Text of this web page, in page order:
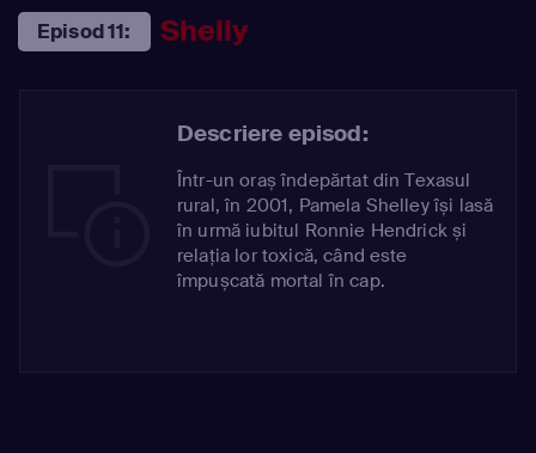
Episod 11: Shelly
Descriere episod:
Într-un oraș îndepărtat din Texasul
rural, în 2001, Pamela Shelley își lasă
în urmă iubitul Ronnie Hendrick și
relația lor toxică, când este
împușcată mortal în cap.